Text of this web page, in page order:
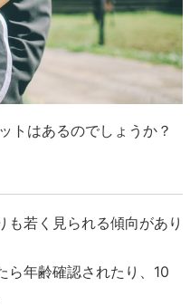
トはあるのでしょうか？
も若く見られる傾向があり
ら年齢確認されたり、10